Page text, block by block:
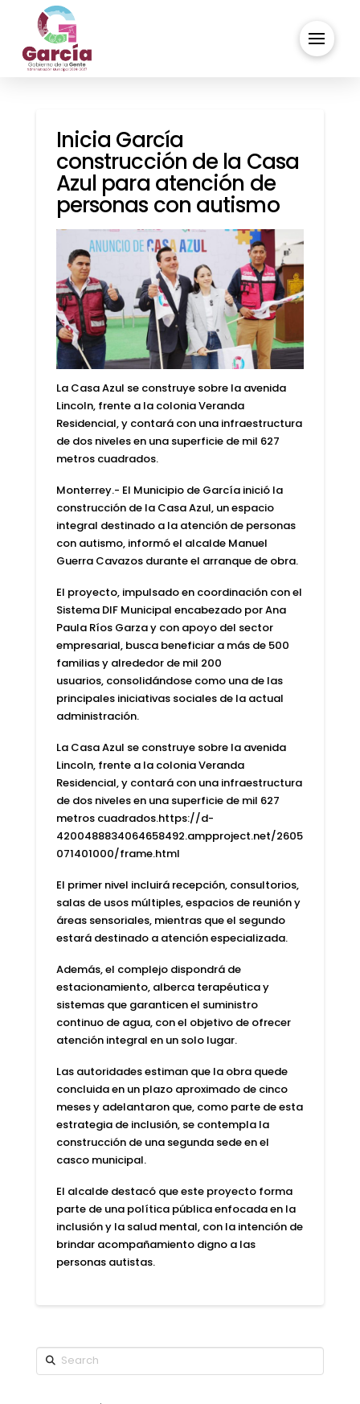
Inicia García
construcción de la Casa
Azul para atención de
personas con autismo
La Casa Azul se construye sobre la avenida
Lincoln, frente a la colonia Veranda
Residencial, y contará con una infraestructura
de dos niveles en una superficie de mil 627
metros cuadrados.
Monterrey.- El Municipio de García inició la
construcción de la Casa Azul, un espacio
integral destinado a la atención de personas
con autismo, informó el alcalde Manuel
Guerra Cavazos durante el arranque de obra.
El proyecto, impulsado en coordinación con el
Sistema DIF Municipal encabezado por Ana
Paula Ríos Garza y con apoyo del sector
empresarial, busca beneficiar a más de 500
familias y alrededor de mil 200
usuarios,consolidándose como una de las
principales iniciativas sociales de la actual
administración.
La Casa Azul se construye sobre la avenida
Lincoln, frente a la colonia Veranda
Residencial,y contará con una infraestructura
de dos niveles en una superficie de mil 627
metros cuadrados.https://d-
4200488834064658492.ampproject.net/2605
071401000/frame.html
El primer nivel incluirá recepción, consultorios,
salas de usos múltiples, espacios de reunión y
áreas sensoriales, mientras que el segundo
estará destinado a atención especializada.
Además,el complejo dispondrá de
estacionamiento, alberca terapéutica y
sistemas que garanticen el suministro
continuo de agua,con el objetivo de ofrecer
atención integral en un solo lugar.
Las autoridades estiman que la obra quede
concluida en un plazo aproximado de cinco
mesesy adelantaron que, como parte de esta
estrategia de inclusión, se contempla la
construcción de una segunda sede en el
casco municipal.
El alcalde destacó que este proyecto forma
parte de una política pública enfocada en la
inclusión y la salud mental, con la intención de
brindar acompañamiento digno a las
personas autistas.
Search